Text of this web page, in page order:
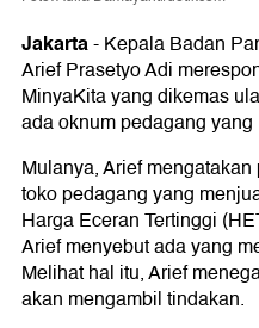
Jakarta-Kepala Badan
Arief Prasetyo Adi
MinyaKita yang dikemas
ada oknum pedagang
Mulanya, Arief
toko pedagang yang
Harga Eceran Tertinggi
Arief menyebut ada yang
Melihat hal itu, Arief
akan mengambil tindakan.